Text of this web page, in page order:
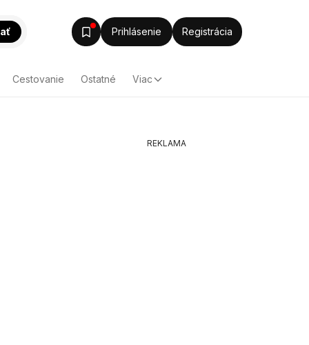
Prihlásenie Registrácia
Cestovanie Ostatné Viac
REKLAMA